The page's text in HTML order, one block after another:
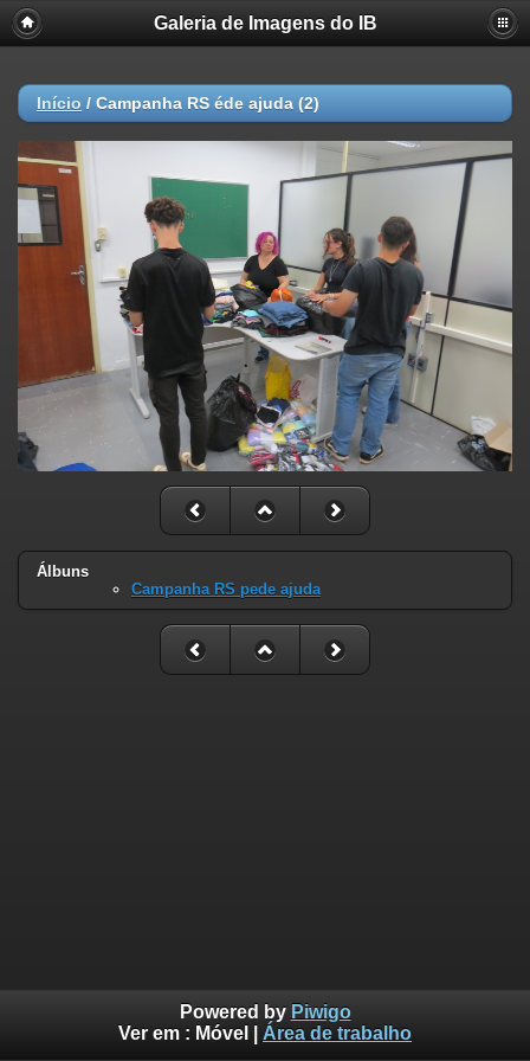
Galeria de Imagens do IB
Início / Campanha RS éde ajuda (2)
Álbuns
Campanha RS pede ajuda
Powered by Piwigo
Ver em : Móvel Área de trabalho